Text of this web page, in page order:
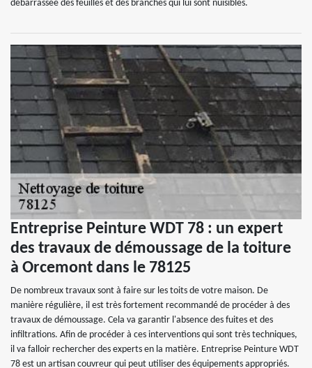
débarrassée des feuilles et des branches qui lui sont nuisibles.
Entreprise Peinture WDT 78 : un expert
des travaux de démoussage de la toiture
à Orcemont dans le 78125
De nombreux travaux sont à faire sur les toits de votre maison. De
manière régulière, il est très fortement recommandé de procéder à des
travaux de démoussage. Cela va garantir l'absence des fuites et des
infiltrations. Afin de procéder à ces interventions qui sont très techniques,
il va falloir rechercher des experts en la matière. Entreprise Peinture WDT
78 est un artisan couvreur qui peut utiliser des équipements appropriés.